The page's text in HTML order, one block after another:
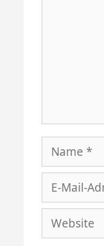
Name
Mail-
Adresse
Website